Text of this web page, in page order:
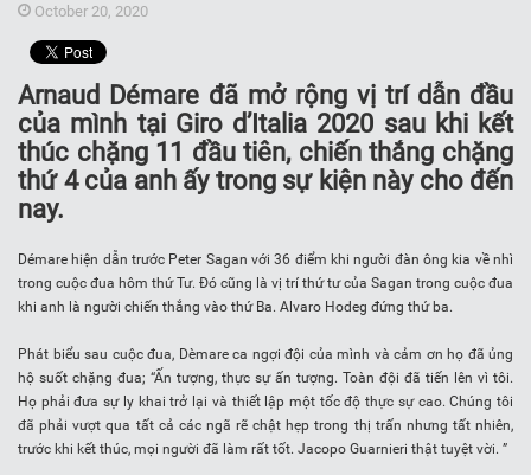
October 20, 2020
Arnaud Démare đã mở rộng vị trí dẫn đầu
của mình tại Giro d’Italia 2020 sau khi kết
thúc chặng 11 đầu tiên, chiến thắng chặng
thứ 4 của anh ấy trong sự kiện này cho đến
nay.
Démare hiện dẫn trước Peter Sagan với 36 điểm khi người đàn ông kia về nhì
trong cuộc đua hôm thứ Tư. Đó cũng là vị trí thứ tư của Sagan trong cuộc đua
khi anh là người chiến thắng vào thứ Ba. Alvaro Hodeg đứng thứ ba.
Phát biểu sau cuộc đua, Dèmare ca ngợi đội của mình và cảm ơn họ đã ủng
hộ suốt chặng đua; “Ấn tượng, thực sự ấn tượng. Toàn đội đã tiến lên vì tôi.
Họ phải đưa sự ly khai trở lại và thiết lập một tốc độ thực sự cao. Chúng tôi
đã phải vượt qua tất cả các ngã rẽ chật hẹp trong thị trấn nhưng tất nhiên,
trước khi kết thúc, mọi người đã làm rất tốt. Jacopo Guarnieri thật tuyệt vời. ”